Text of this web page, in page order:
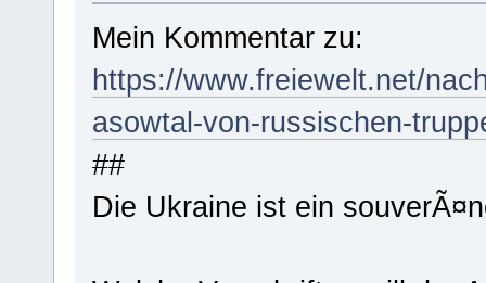
Mein Kommentar zu:
https://www.freiewelt.net/
asowtal-von-russischen-
##
Die Ukraine ist ein